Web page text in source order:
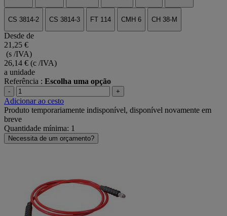
CS 3814-2 CS 3814-3 FT 114 CMH 6 CH 38-M
Desde de
21,25 €
(s /IVA)
26,14 € (c /IVA)
a unidade
Referência : Escolha uma opção
- +
Adicionar ao cesto
Produto temporariamente indisponível, disponível novamente em
breve
Quantidade mínima: 1
Necessita de um orçamento?